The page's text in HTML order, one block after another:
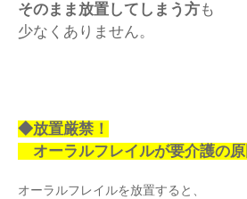
そのまま放置してしまう方も
少なくありません。
◆放置厳禁！
オーラルフレイルが要介護の
オーラルフレイルを放置すると、